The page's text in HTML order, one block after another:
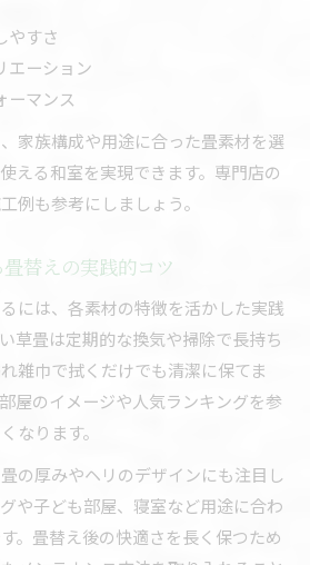
やすさ
エーション
ーマンス
家族構成や用途に合った畳素材を選
える和室を実現できます。専門店の
例も参考にしましょう。
替えの実践的コツ
には、各素材の特徴を活かした実践
草畳は定期的な換気や掃除で長持ち
雑巾で拭くだけでも清潔に保てま
屋のイメージや人気ランキングを参
なります。
の厚みやヘリのデザインにも注目し
や子ども部屋、寝室など用途に合わ
。畳替え後の快適さを長く保つため